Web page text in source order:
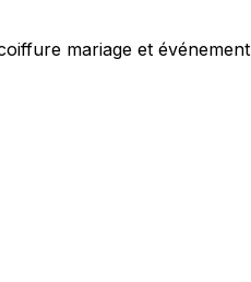
mariage et